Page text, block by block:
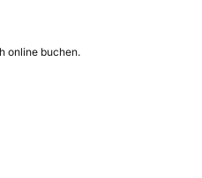
online buchen.